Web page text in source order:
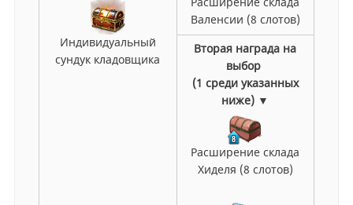
Индивидуальный
сундук кладовщика
Валенсии (8 слотов)
Вторая награда на
выбор
(1 среди указанных
ниже) ▼
Расширение склада
Хиделя (8 слотов)